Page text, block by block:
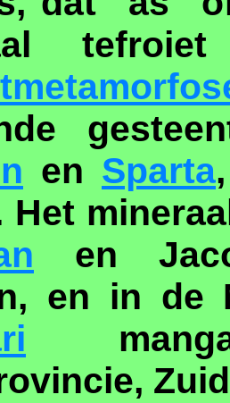
en Sparta
Het
en
en in de